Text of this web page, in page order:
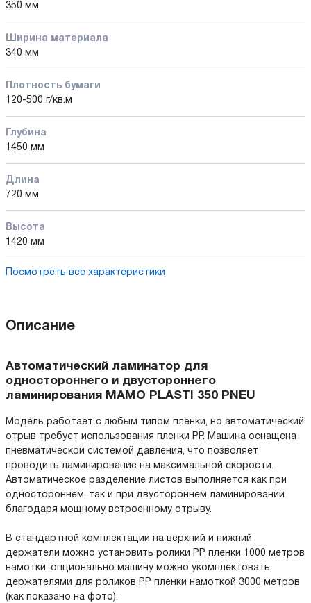
350 мм
Ширина материала
340 мм
Плотность бумаги
120-500 г/кв.м
Глубина
1450 мм
Длина
720 мм
Высота
1420 мм
Посмотреть все характеристики
Описание
Автоматический ламинатор для
одностороннего и двустороннего
ламинирования MAMO PLASTI 350 PNEU
Модель работает с любым типом пленки, но автоматический
отрыв требует использования пленки PP. Машина оснащена
пневматической системой давления, что позволяет
проводить ламинирование на максимальной скорости.
Автоматическое разделение листов выполняется как при
одностороннем, так и при двустороннем ламинировании
благодаря мощному встроенному отрыву.
В стандартной комплектации на верхний и нижний
держатели можно установить ролики РР пленки 1000 метров
намотки, опционально машину можно укомплектовать
держателями для роликов РР пленки намоткой 3000 метров
(как показано на фото).